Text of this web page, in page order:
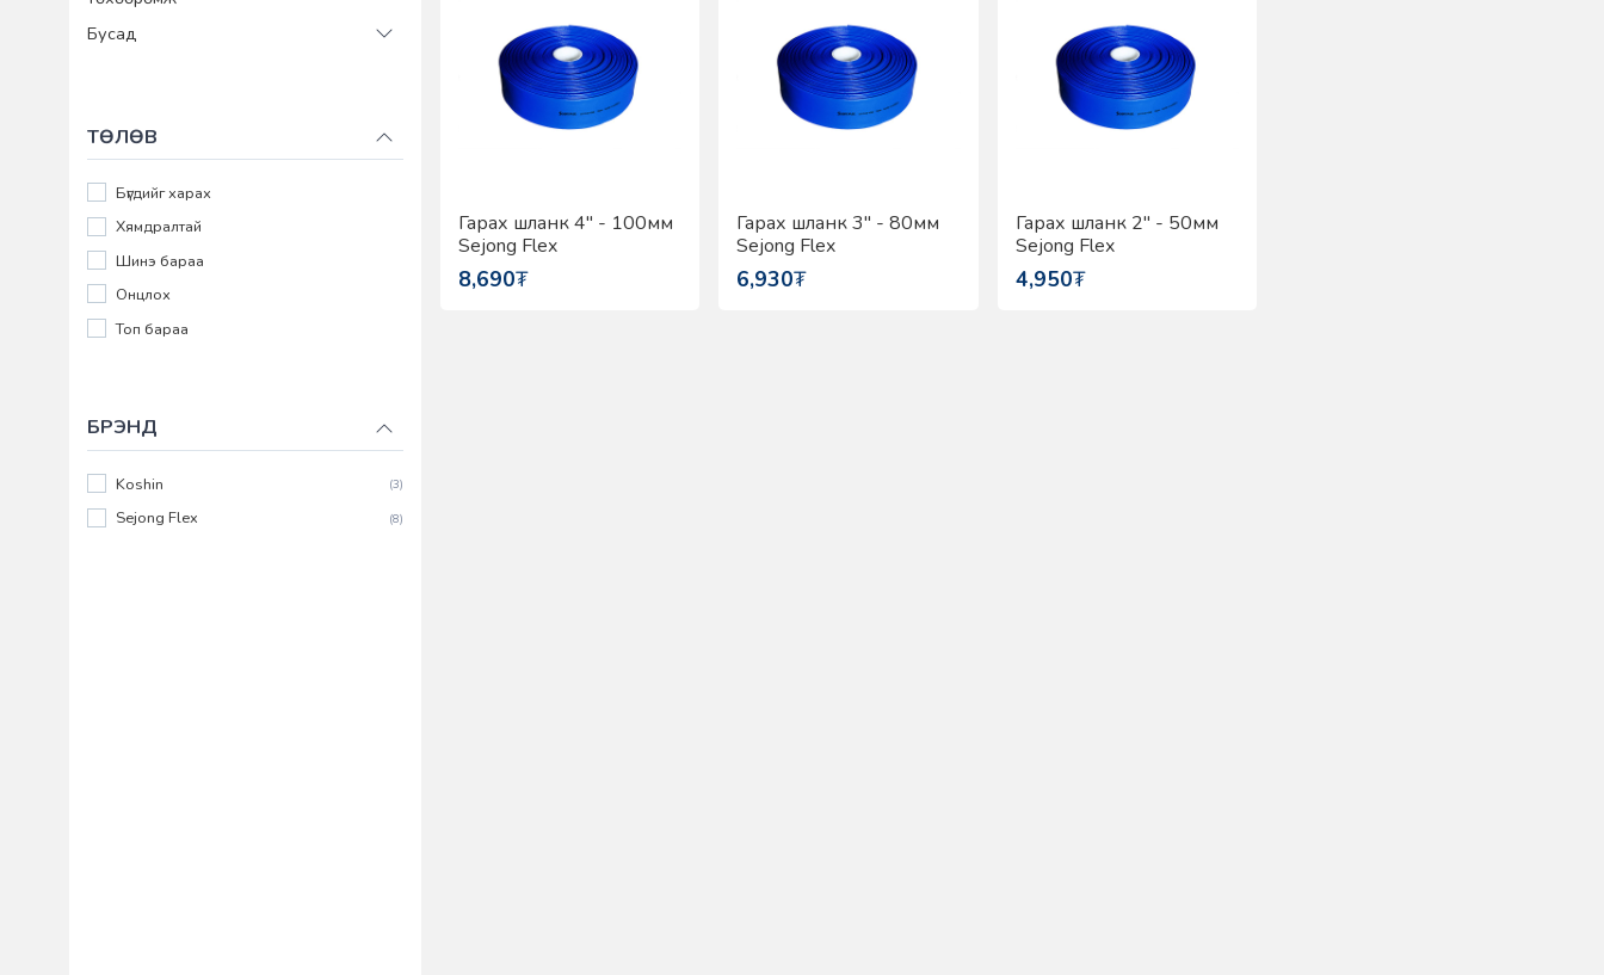
Бусад
ТӨЛӨВ
Бүгдийг харах
Хямдралтай
Шинэ бараа
Онцлох
Топ бараа
БРЭНД
Koshin (3)
Sejong Flex (8)
Гарах шланк 4" - 100мм
Sejong Flex
8,690₮
Гарах шланк 3" - 80мм
Sejong Flex
6,930₮
Гарах шланк 2" - 50мм
Sejong Flex
4,950₮